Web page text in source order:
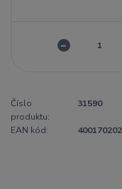
Číslo
produktu:
31590
EAN kód: